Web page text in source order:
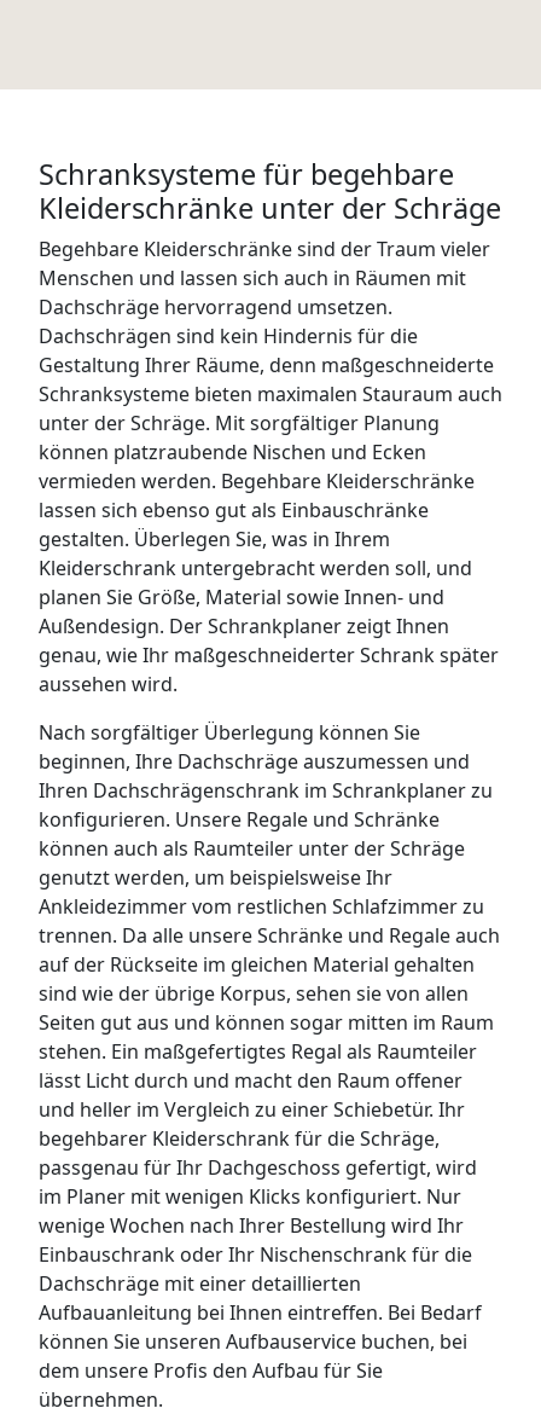
Schranksysteme für begehbare
Kleiderschränke unter der Schräge
Begehbare Kleiderschränke sind der Traum vieler
Menschen und lassen sich auch in Räumen mit
Dachschräge hervorragend umsetzen.
Dachschrägen sind kein Hindernis für die
Gestaltung Ihrer Räume, denn maßgeschneiderte
Schranksysteme bieten maximalen Stauraum auch
unter der Schräge. Mit sorgfältiger Planung
können platzraubende Nischen und Ecken
vermieden werden. Begehbare Kleiderschränke
lassen sich ebenso gut als Einbauschränke
gestalten. Überlegen Sie, was in Ihrem
Kleiderschrank untergebracht werden soll, und
planen Sie Größe, Material sowie Innen- und
Außendesign. Der Schrankplaner zeigt Ihnen
genau, wie Ihr maßgeschneiderter Schrank später
aussehen wird.
Nach sorgfältiger Überlegung können Sie
beginnen, Ihre Dachschräge auszumessen und
Ihren Dachschrägenschrank im Schrankplaner zu
konfigurieren. Unsere Regale und Schränke
können auch als Raumteiler unter der Schräge
genutzt werden, um beispielsweise Ihr
Ankleidezimmer vom restlichen Schlafzimmer zu
trennen. Da alle unsere Schränke und Regale auch
auf der Rückseite im gleichen Material gehalten
sind wie der übrige Korpus, sehen sie von allen
Seiten gut aus und können sogar mitten im Raum
stehen. Ein maßgefertigtes Regal als Raumteiler
lässt Licht durch und macht den Raum offener
und heller im Vergleich zu einer Schiebetür. Ihr
begehbarer Kleiderschrank für die Schräge,
passgenau für Ihr Dachgeschoss gefertigt, wird
im Planer mit wenigen Klicks konfiguriert. Nur
wenige Wochen nach Ihrer Bestellung wird Ihr
Einbauschrank oder Ihr Nischenschrank für die
Dachschräge mit einer detaillierten
Aufbauanleitung bei Ihnen eintreffen. Bei Bedarf
können Sie unseren Aufbauservice buchen, bei
dem unsere Profis den Aufbau für Sie
übernehmen.